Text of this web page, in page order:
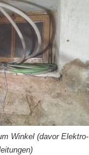
Winkel (davor